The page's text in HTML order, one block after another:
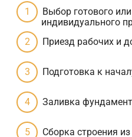
Выбор готового
индивидуального
Приезд рабочих и
Подготовка к
Заливка
Сборка строения